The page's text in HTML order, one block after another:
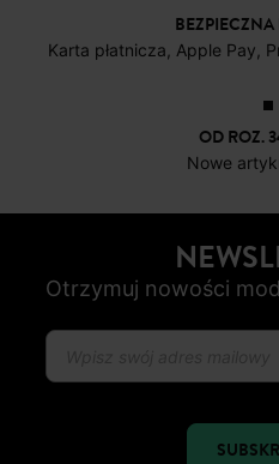
BEZPIECZNA
Karta płatnicza, Apple Pay,
OD ROZ.
Nowe
Otrzymuj nowości